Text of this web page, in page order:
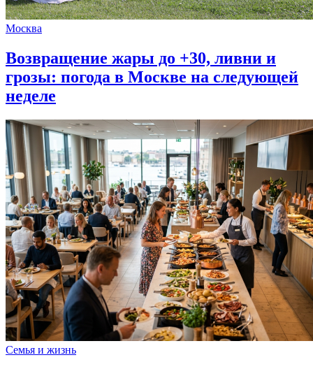
Москва
Возвращение жары до +30, ливни и
грозы: погода в Москве на следующей
неделе
Семья и жизнь